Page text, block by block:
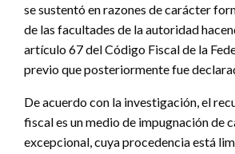
se sustentó en razones de carácter
de las facultades de la autoridad
artículo 67 del Código Fiscal de la
previo que posteriormente fue
De acuerdo con la investigación, el
fiscal es un medio de impugnación de
excepcional, cuya procedencia está